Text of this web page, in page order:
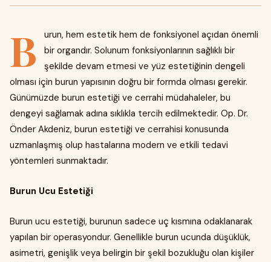
B
urun, hem estetik hem de fonksiyonel açıdan önemli
bir organdır. Solunum fonksiyonlarının sağlıklı bir
şekilde devam etmesi ve yüz estetiğinin dengeli
olması için burun yapısının doğru bir formda olması gerekir.
Günümüzde burun estetiği ve cerrahi müdahaleler, bu
dengeyi sağlamak adına sıklıkla tercih edilmektedir. Op. Dr.
Önder Akdeniz, burun estetiği ve cerrahisi konusunda
uzmanlaşmış olup hastalarına modern ve etkili tedavi
yöntemleri sunmaktadır.
Burun Ucu Estetiği
Burun ucu estetiği, burunun sadece uç kısmına odaklanarak
yapılan bir operasyondur. Genellikle burun ucunda düşüklük,
asimetri, genişlik veya belirgin bir şekil bozukluğu olan kişiler